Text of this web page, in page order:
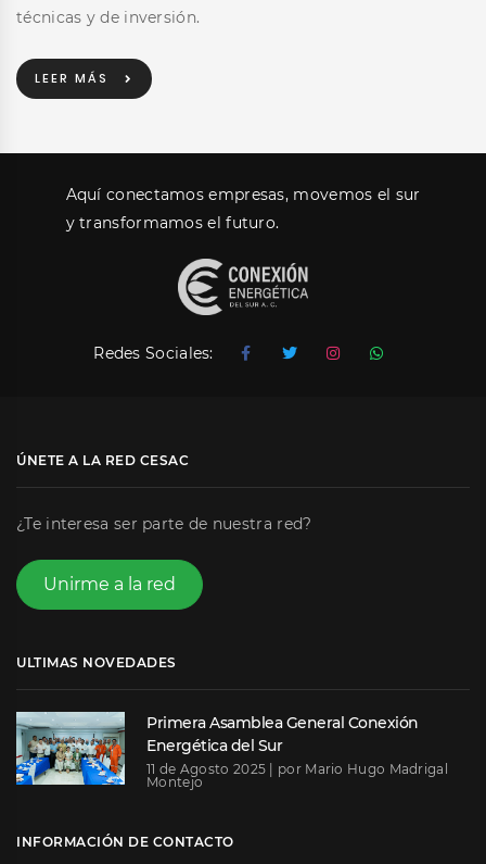
técnicas y de inversión.
LEER MÁS
Aquí conectamos empresas, movemos el sur
y transformamos el futuro.
Redes Sociales:
ÚNETE A LA RED CESAC
¿Te interesa ser parte de nuestra red?
Unirme a la red
ULTIMAS NOVEDADES
Primera Asamblea General Conexión
Energética del Sur
11 de Agosto 2025 | por Mario Hugo Madrigal
Montejo
INFORMACIÓN DE CONTACTO